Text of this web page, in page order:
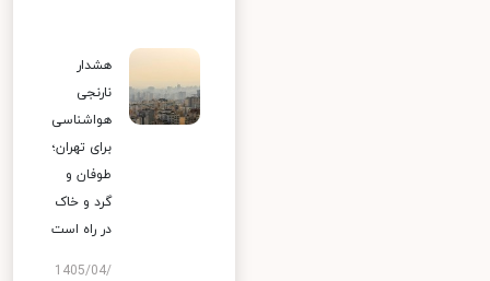
هشدار
نارنجی
هواشناسی
برای تهران؛
طوفان و
گرد و خاک
در راه است
1405/04/